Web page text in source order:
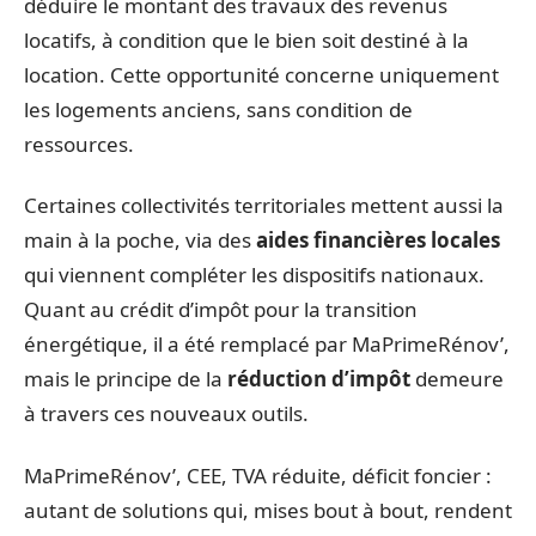
locatifs, à condition que le bien soit destiné à la
location. Cette opportunité concerne uniquement
les logements anciens, sans condition de
ressources.
Certaines collectivités territoriales mettent aussi la
main à la poche, via desaides financières locales
qui viennent compléter les dispositifs nationaux.
Quant au crédit d’impôt pour la transition
énergétique, il a été remplacé par MaPrimeRénov’,
mais le principe de la réduction d’impôt demeure
à travers ces nouveaux outils.
MaPrimeRénov’, CEE, TVA réduite, déficit foncier :
autant de solutions qui, mises bout à bout, rendent